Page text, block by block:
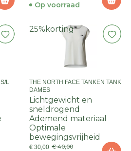
Op voorraad
L
25% korting
THE NORTH FACE TANKEN TANK
DAMES
Lichtgewicht en
sneldrogend
Ademend materiaal
Optimale
bewegingsvrijheid
€ 30,00 € 40,00